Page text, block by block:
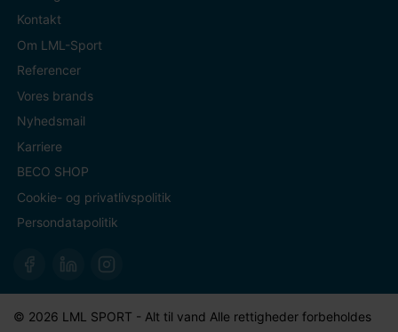
Kontakt
Om LML-Sport
Referencer
Vores brands
Nyhedsmail
Karriere
BECO SHOP
Cookie- og privatlivspolitik
Persondatapolitik
© 2026 LML SPORT - Alt til vand Alle rettigheder forbeholdes